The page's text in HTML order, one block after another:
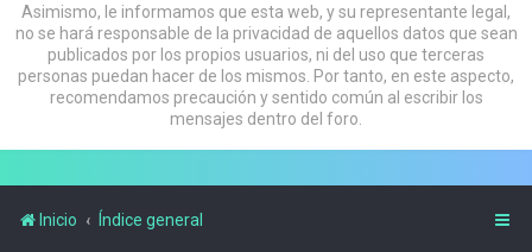
Asimismo, le informamos que esta web, y su representante legal,
no se hará responsable de la privacidad de aquellos datos que sean
publicados por los propios usuarios, ni del uso que terceras
personas puedan hacer de los mismos. Por tanto, en este aspecto,
recomendamos precaución y sentido común al escribir los
mensajes dentro del foro.
Inicio Índice general